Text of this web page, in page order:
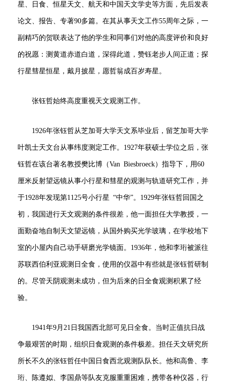
星、日食、恒星天文、航天和中国天文学史等方面，先后发表
论文、报告、专著90多篇。在其从事天文工作55周年之际，一
副精巧的贺联表达了他的学生和同事们对他的高度评价和良好
的祝愿：测黄道赤道白道，深得此道，赞钰老步人间正道；探
行星彗星恒星，戴月披星，愿哲翁成百岁寿星。
张钰哲始终高度重视天文观测工作。
1926年张钰哲从芝加哥大学天文系毕业后，留芝加哥大学
叶凯士天文台从事纬度测定工作。1927年获硕士学位之后，张
钰哲在该台著名教授樊比博（Van Biesbroeck）指导下，用60
厘米反射望远镜从事小行星和彗星的观测与轨道研究工作，并
于1928年发现第1125号小行星 “中华”。1929年张钰哲回国之
初，我国进行天文观测的条件很差，他一面担任大学教授，一
面勤奋地自制天文望远镜，从国外购买光学玻璃，在学校地下
室的小屋内自己动手研磨光学镜面。1936年，他和李珩被派往
苏联西伯利亚观测日全食，使用的仪器中有些就是张钰哲研制
的。尽管天阴观测未成功，但为后来的日全食观测积累了经
验。
1941年9月21日我国西北部可见日全食。当时正值抗日战
争最艰苦的时期，组织日食观测的条件极差。担任天文研究所
所长不久的张钰哲任中国日食西北观测队队长。他和高鲁、李
珩、陈遵姒、李国鼎等队友克服重重困难，携带各种仪器，行